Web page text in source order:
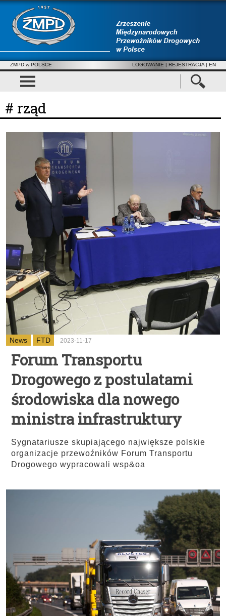
ZMPD w POLSCE LOGOWANIE | REJESTRACJA | EN
# rząd
News FTD 2023-11-17
Forum Transportu
Drogowego z postulatami
środowiska dla nowego
ministra infrastruktury
Sygnatariusze skupiającego największe polskie
organizacje przewoźników Forum Transportu
Drogowego wypracowali wsp&oa